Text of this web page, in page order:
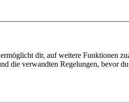
dir, auf weitere Funktionen
die verwandten Regelungen, bevor